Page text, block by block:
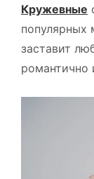
Кружевные
популярных
заставит
романтично